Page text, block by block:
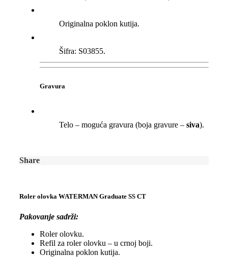
Originalna poklon kutija.
Šifra: S03855.
Gravura
Telo – moguća gravura (boja gravure –siva).
Share
Roler olovka WATERMAN Graduate SS CT
Pakovanje sadrži:
Roler olovku.
Refil za roler olovku – u crnoj boji.
Originalna poklon kutija.